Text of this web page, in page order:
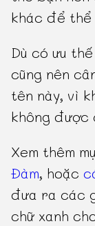
khác để
Dù có ưu
cũng nên
tên này, vì
không được
Xem thêm
Đàm, hoặc
đưa ra các
chữ xanh